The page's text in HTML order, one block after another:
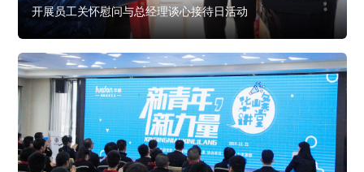
开展员工关怀慰问与总经理谈心接待日活动